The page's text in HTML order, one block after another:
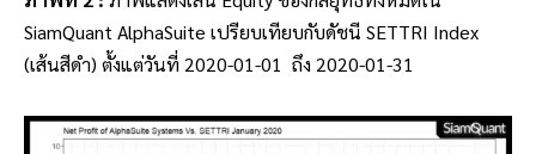
SiamQuant AlphaSuite เปรียบเทียบกับดัชนี SETTRI Index
(เส้นสีดำ) ตั้งแต่วันที่ 2020-01-01 ถึง 2020-01-31